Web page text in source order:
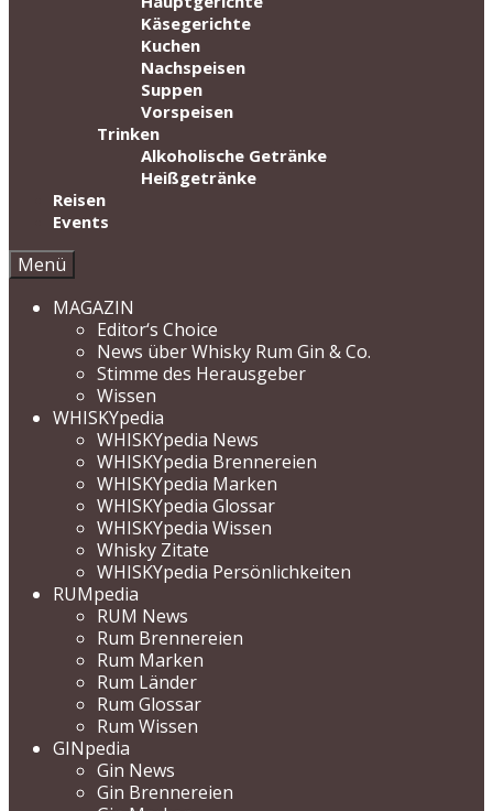
Käsegerichte
Kuchen
Nachspeisen
Suppen
Vorspeisen
Trinken
Alkoholische Getränke
Heißgetränke
Reisen
Events
Menü
MAGAZIN
Editor‘s Choice
News über Whisky Rum Gin & Co.
Stimme des Herausgeber
Wissen
WHISKYpedia
WHISKYpedia News
WHISKYpedia Brennereien
WHISKYpedia Marken
WHISKYpedia Glossar
WHISKYpedia Wissen
Whisky Zitate
WHISKYpedia Persönlichkeiten
RUMpedia
RUM News
Rum Brennereien
Rum Marken
Rum Länder
Rum Glossar
Rum Wissen
GINpedia
Gin News
Gin Brennereien